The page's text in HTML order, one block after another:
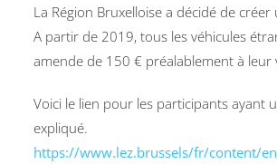
La Région Bruxelloise a décidé de
A partir de 2019, tous les véhicules
amende de 150 € préalablement à leur
Voici le lien pour les participants ayant
expliqué.
https://www.lez.brussels/fr/content/